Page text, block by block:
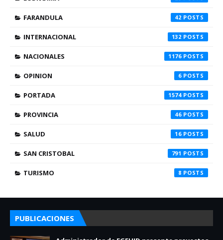
FARANDULA 42
INTERNACIONAL 132
NACIONALES 1176
OPINION 6
PORTADA 1574
PROVINCIA 46
SALUD 16
SAN CRISTOBAL 791
TURISMO 8
PUBLICACIONES